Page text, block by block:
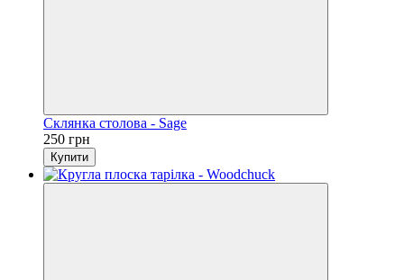
Склянка столова - Sage
250 грн
Купити